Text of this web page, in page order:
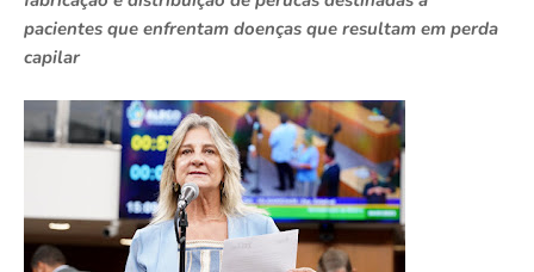
pacientes que enfrentam doenças que resultam em perda
capilar